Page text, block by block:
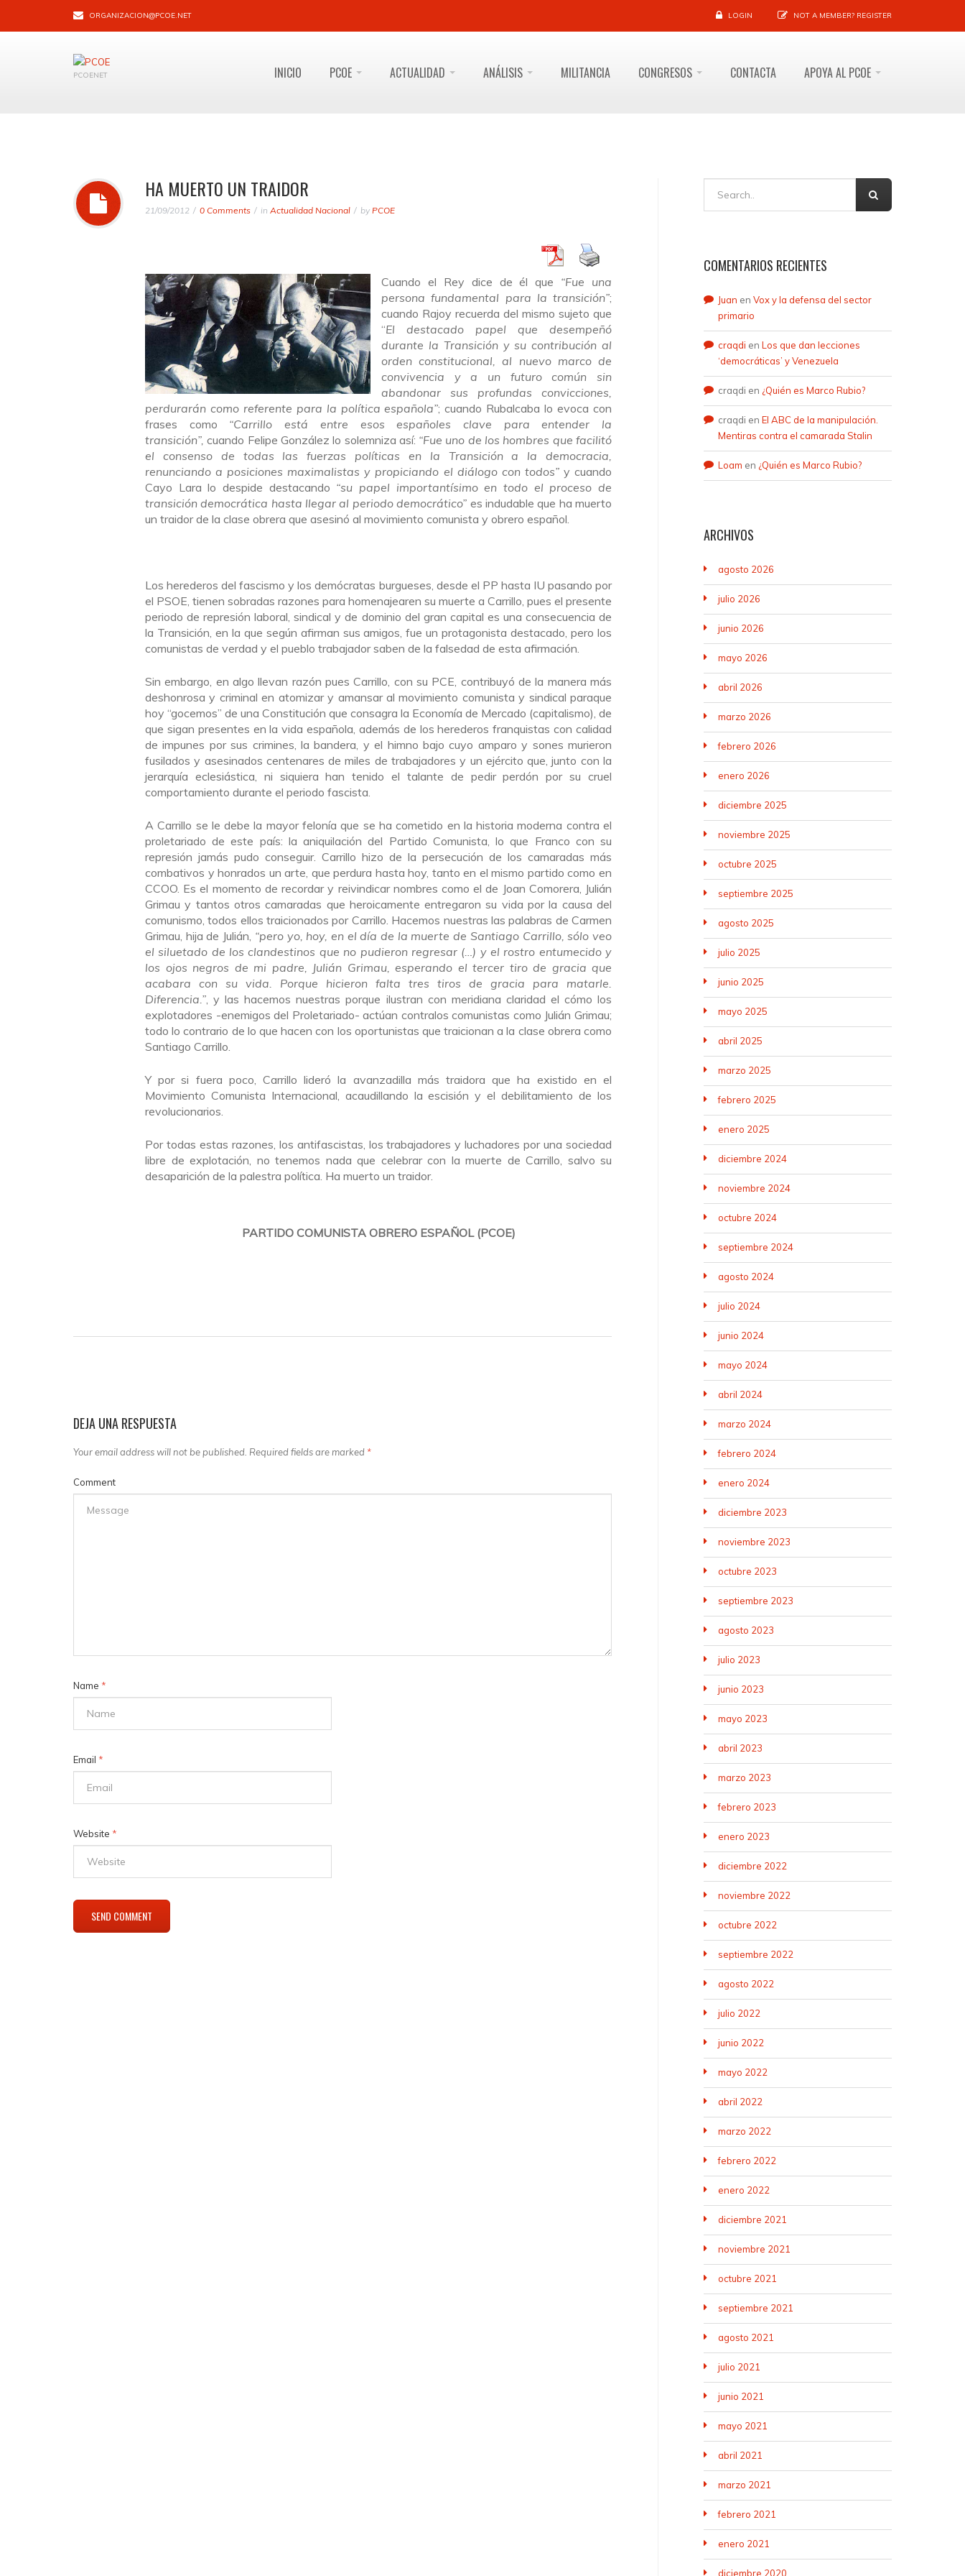
ORGANIZACION@PCOE.NET LOGIN NOT A MEMBER? REGISTER
PCOENET INICIO PCOE ACTUALIDAD ANÁLISIS MILITANCIA CONGRESOS CONTACTA APOYA AL PCOE
HA MUERTO UN TRAIDOR
21/09/2012 0 Comments in Actualidad Nacional by PCOE
Cuando el Rey dice de él que “Fue una
persona fundamental para la transición”;
cuando Rajoy recuerda del mismo sujeto que
“El destacado papel que desempeñó
durante la Transición y su contribución al
orden constitucional, al nuevo marco de
convivencia y a un futuro común sin
abandonar sus profundas convicciones,
perdurarán como referente para la política española”; cuando Rubalcaba lo evoca con
frases como “Carrillo está entre esos españoles clave para entender la
transición”,cuando Felipe González lo solemniza así: “Fue uno de los hombres que facilitó
el consenso de todas las fuerzas políticas en la Transición a la democracia,
renunciando a posiciones maximalistas y propiciando el diálogo con todos” y cuando
Cayo Lara lo despide destacando “su papel importantísimo en todo el proceso de
transición democrática hasta llegar al periodo democrático” es indudable que ha muerto
un traidor de la clase obrera que asesinó al movimiento comunista y obrero español.
Los herederos del fascismo y los demócratas burgueses, desde el PP hasta IU pasando por
el PSOE, tienen sobradas razones para homenajearen su muerte a Carrillo, pues el presente
periodo de represión laboral, sindical y de dominio del gran capital es una consecuencia de
la Transición, en la que según afirman sus amigos, fue un protagonista destacado, pero los
comunistas de verdad y el pueblo trabajador saben de la falsedad de esta afirmación.
Sin embargo, en algo llevan razón pues Carrillo, con su PCE, contribuyó de la manera más
deshonrosa y criminal en atomizar y amansar al movimiento comunista y sindical paraque
hoy “gocemos” de una Constitución que consagra la Economía de Mercado (capitalismo), de
que sigan presentes en la vida española, además de los herederos franquistas con calidad
de impunes por sus crimines, la bandera, y el himno bajo cuyo amparo y sones murieron
fusilados y asesinados centenares de miles de trabajadores y un ejército que, junto con la
jerarquía eclesiástica, ni siquiera han tenido el talante de pedir perdón por su cruel
comportamiento durante el periodo fascista.
A Carrillo se le debe la mayor felonía que se ha cometido en la historia moderna contra el
proletariado de este país: la aniquilación del Partido Comunista, lo que Franco con su
represión jamás pudo conseguir. Carrillo hizo de la persecución de los camaradas más
combativos y honrados un arte, que perdura hasta hoy, tanto en el mismo partido como en
CCOO. Es el momento de recordar y reivindicar nombres como el de Joan Comorera, Julián
Grimau y tantos otros camaradas que heroicamente entregaron su vida por la causa del
comunismo, todos ellos traicionados por Carrillo. Hacemos nuestras las palabras de Carmen
Grimau, hija de Julián, “pero yo, hoy, en el día de la muerte de Santiago Carrillo, sólo veo
el siluetado de los clandestinos que no pudieron regresar (…) y el rostro entumecido y
los ojos negros de mi padre, Julián Grimau, esperando el tercer tiro de gracia que
acabara con su vida. Porque hicieron falta tres tiros de gracia para matarle.
Diferencia.”, y las hacemos nuestras porque ilustran con meridiana claridad el cómo los
explotadores -enemigos del Proletariado- actúan contralos comunistas como Julián Grimau;
todo lo contrario de lo que hacen con los oportunistas que traicionan a la clase obrera como
Santiago Carrillo.
Y por si fuera poco, Carrillo lideró la avanzadilla más traidora que ha existido en el
Movimiento Comunista Internacional, acaudillando la escisión y el debilitamiento de los
revolucionarios.
Por todas estas razones, los antifascistas, los trabajadores y luchadores por una sociedad
libre de explotación, no tenemos nada que celebrar con la muerte de Carrillo, salvo su
desaparición de la palestra política. Ha muerto un traidor.
PARTIDO COMUNISTA OBRERO ESPAÑOL (PCOE)
DEJA UNA RESPUESTA
Your email address will not be published. Required fields are marked *
Comment
Name *
Email *
Website *
COMENTARIOS RECIENTES
Juan en Vox y la defensa del sector
primario
craqdi en Los que dan lecciones
‘democráticas’ y Venezuela
craqdi en ¿Quién es Marco Rubio?
craqdi en El ABC de la manipulación.
Mentiras contra el camarada Stalin
Loam en ¿Quién es Marco Rubio?
ARCHIVOS
agosto 2026
julio 2026
junio 2026
mayo 2026
abril 2026
marzo 2026
febrero 2026
enero 2026
diciembre 2025
noviembre 2025
octubre 2025
septiembre 2025
agosto 2025
julio 2025
junio 2025
mayo 2025
abril 2025
marzo 2025
febrero 2025
enero 2025
diciembre 2024
noviembre 2024
octubre 2024
septiembre 2024
agosto 2024
julio 2024
junio 2024
mayo 2024
abril 2024
marzo 2024
febrero 2024
enero 2024
diciembre 2023
noviembre 2023
octubre 2023
septiembre 2023
agosto 2023
julio 2023
junio 2023
mayo 2023
abril 2023
marzo 2023
febrero 2023
enero 2023
diciembre 2022
noviembre 2022
octubre 2022
septiembre 2022
agosto 2022
julio 2022
junio 2022
mayo 2022
abril 2022
marzo 2022
febrero 2022
enero 2022
diciembre 2021
noviembre 2021
octubre 2021
septiembre 2021
agosto 2021
julio 2021
junio 2021
mayo 2021
abril 2021
marzo 2021
febrero 2021
enero 2021
diciembre 2020